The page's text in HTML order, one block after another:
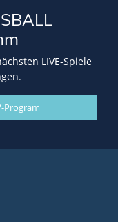
LIVE-Spiele
Program